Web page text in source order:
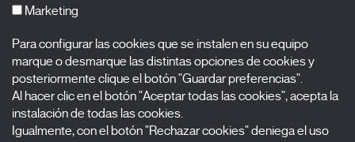
Nombre
Apellidos
Correo electrónico
Marketing
Para configurar las cookies que se instalen en su equipo
marque o desmarque las distintas opciones de cookies y
posteriormente clique el botón "Guardar preferencias".
Al hacer clic en el botón "Aceptar todas las cookies", acepta la
instalación de todas las cookies.
Igualmente, con el botón "Rechazar cookies" deniega el uso